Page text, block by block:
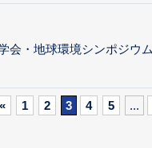
会・地球環境シンポジウ
« 1 2 3 4 5 ...